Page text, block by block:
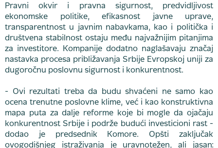
Pravni okvir i pravna sigurnost, predvidljivost
ekonomske politike, efikasnost javne uprave,
transparentnost u javnim nabavkama, kao i politička i
društvena stabilnost ostaju među najvažnijim pitanjima
za investitore. Kompanije dodatno naglašavaju značaj
nastavka procesa približavanja Srbije Evropskoj uniji za
dugoročnu poslovnu sigurnost i konkurentnost.
- Ovi rezultati treba da budu shvaćeni ne samo kao
ocena trenutne poslovne klime, već i kao konstruktivna
mapa puta za dalje reforme koje bi mogle da ojačaju
konkurentnost Srbije i podrže budući investicioni rast -
dodao je predsednik Komore. Opšti zaključak
ovogodišnjeg istraživanja je uravnotežen, ali jasan: